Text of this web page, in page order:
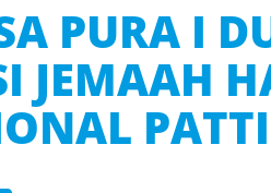
PURA I
JEMAAH